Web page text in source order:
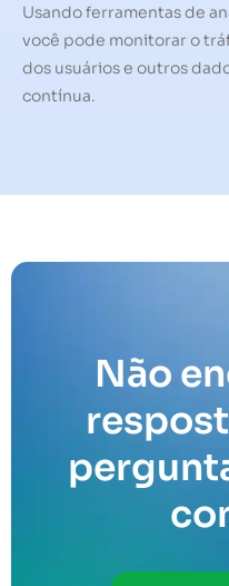
Usando ferramentas de
você pode monitorar o
dos usuários e outros
contínua.
Não